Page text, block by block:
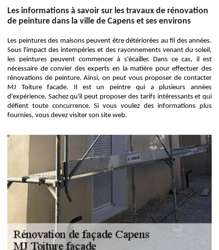
Les informations à savoir sur les travaux de rénovation
de peinture dans la ville de Capens et ses environs
Les peintures des maisons peuvent être détériorées au fil des années.
Sous l'impact des intempéries et des rayonnements venant du soleil,
les peintures peuvent commencer à s'écailler. Dans ce cas, il est
nécessaire de convier des experts en la matière pour effectuer des
rénovations de peinture. Ainsi, on peut vous proposer de contacter
MJ Toiture facade. Il est un peintre qui a plusieurs années
d'expérience. Sachez qu'il peut proposer des tarifs intéressants et qui
défient toute concurrence. Si vous voulez des informations plus
fournies, vous devez visiter son site web.